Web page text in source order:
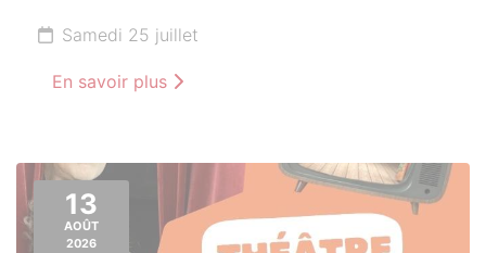
Samedi 25 juillet
En savoir plus
13
AOÛT
2026